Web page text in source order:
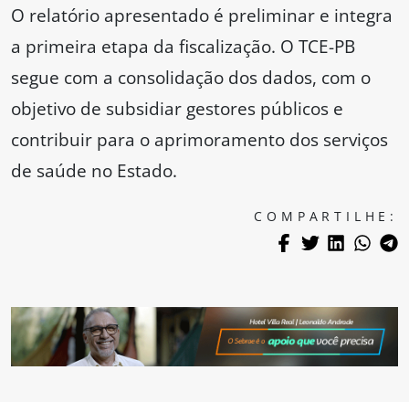
O relatório apresentado é preliminar e integra
a primeira etapa da fiscalização. O TCE-PB
segue com a consolidação dos dados, com o
objetivo de subsidiar gestores públicos e
contribuir para o aprimoramento dos serviços
de saúde no Estado.
COMPARTILHE: